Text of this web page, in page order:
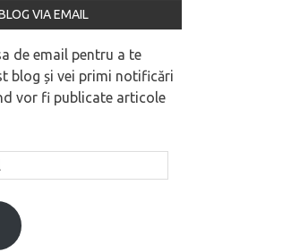
VIA EMAIL
de email pentru a te
blog și vei primi notificări
vor fi publicate articole